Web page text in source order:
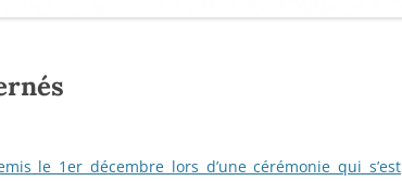
le 1er décembre lors d’une cérémonie qui s’est